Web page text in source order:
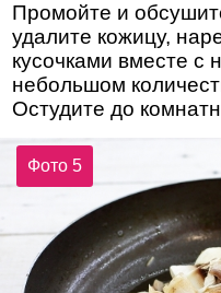
Промойте и
удалите кожицу,
кусочками вместе с
небольшом
Остудите до
Фото 5